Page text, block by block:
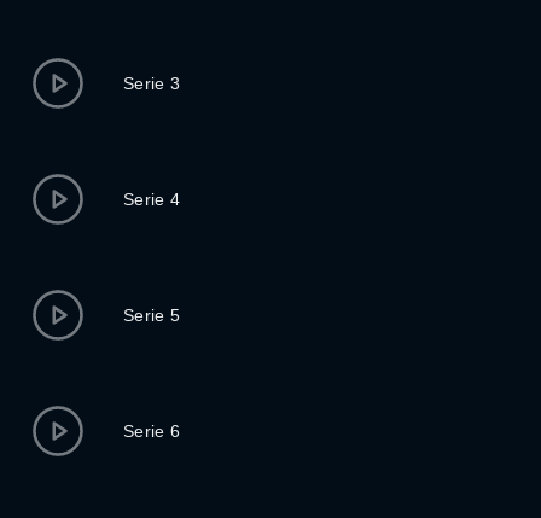
Serie 3
Serie 4
Serie 5
Serie 6